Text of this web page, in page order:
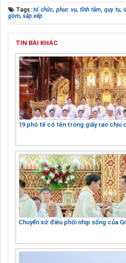
Tags:tổ chức,phục vụ, tĩnh tâm, quy tụ,
gồm, sắp xếp
TIN BÀI KHÁC
19 phó tế có tên trong giấy rao chịu
Chuyển xứ điều phối nhịp sống của